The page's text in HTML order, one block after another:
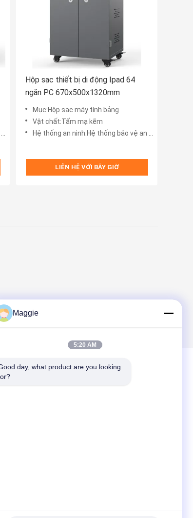
Hộp sạc thiết bị di động Ipad 64
ngăn PC 670x500x1320mm
Mục:Hộp sạc máy tính bảng
Vật chất:Tấm mạ kẽm
Hệ thống an ninh:Hệ thống bảo vệ an ninh 8S
LIÊN HỆ VỚI BÂY GIỜ
Maggie
5:20 AM
day, what product are you looking